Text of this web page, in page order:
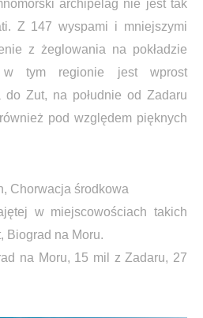
archipelag nie jest tak
Z 147 wyspami i mniejszymi
z żeglowania na pokładzie
w tym regionie jest wprost
do Zut, na południe od Zadaru
pod względem pięknych
Chorwacja środkowa
w miejscowościach takich
Biograd na Moru.
na Moru, 15 mil z Zadaru, 27